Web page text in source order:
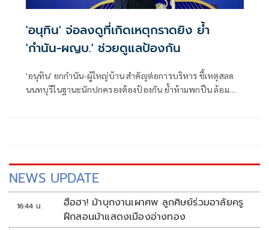
'อนุทิน' จ่อลงดูที่เกิดเหตุกราดยิง ย้ำ
'กำนัน-ผญบ.' ช่วยดูแลป้องกัน
'อนุทิน' ยกกำนัน-ผู้ใหญ่บ้าน สำคัญต่อการบริหาร ชี้เหตุสลด
นนทบุรีในฐานะนักปกครองต้องป้องกัน ย้ำห้ามพกปืน ล้อม
NEWS UPDATE
16:44 น.
ฮือฮา! ม้าบุกงานเผาศพ ลูกศิษย์ร่วมอาลัยครู
ฝึกสอนม้าแสดงเมืองอ่างทอง